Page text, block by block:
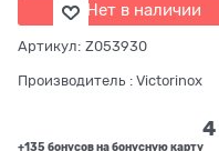
Нет в наличии
Артикул: Z053930
Производитель : Victorinox
4
+135 бонусов на бонусную карту